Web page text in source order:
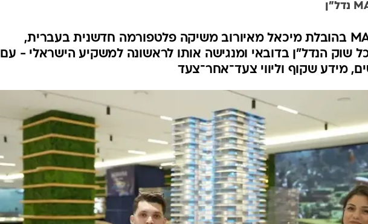
חברת MAYORS בהובלת מיכאל מאיורוב משיקה פלטפורמה חדשנית בעברית,
שוק הנדל"ן בדובאי ומנגישה אותו לראשונה למשקיע הישראלי - עם
מידע שקוף וליווי צעד־אחר־צעד